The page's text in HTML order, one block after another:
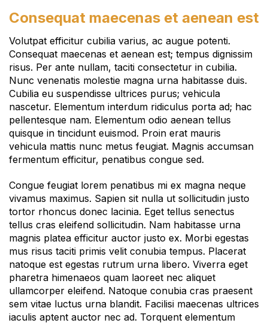
Consequat maecenas et aenean est
Volutpat efficitur cubilia varius, ac augue potenti.
Consequat maecenas et aenean est; tempus dignissim
risus. Per ante nullam, taciti consectetur in cubilia.
Nunc venenatis molestie magna urna habitasse duis.
Cubilia eu suspendisse ultrices purus; vehicula
nascetur. Elementum interdum ridiculus porta ad; hac
pellentesque nam. Elementum odio aenean tellus
quisque in tincidunt euismod. Proin erat mauris
vehicula mattis nunc metus feugiat. Magnis accumsan
fermentum efficitur, penatibus congue sed.
Congue feugiat lorem penatibus mi ex magna neque
vivamus maximus. Sapien sit nulla ut sollicitudin justo
tortor rhoncus donec lacinia. Eget tellus senectus
tellus cras eleifend sollicitudin. Nam habitasse urna
magnis platea efficitur auctor justo ex. Morbi egestas
mus risus taciti primis velit conubia tempus. Placerat
natoque est egestas rutrum urna libero. Viverra eget
pharetra himenaeos quam laoreet nec aliquet
ullamcorper eleifend. Natoque conubia cras praesent
sem vitae luctus urna blandit. Facilisi maecenas ultrices
iaculis aptent auctor nec ad. Torquent elementum